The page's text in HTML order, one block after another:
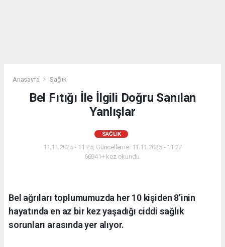
Anasayfa Sağlık
Bel Fıtığı İle İlgili Doğru Sanılan
Yanlışlar
SAĞLIK
11.11.2025 - 11:25, Güncelleme: 11.11.2025 - 11:27
66941+ kez okundu.
Bel ağrıları toplumumuzda her 10 kişiden 8’inin
hayatında en az bir kez yaşadığı ciddi sağlık
sorunları arasında yer alıyor.